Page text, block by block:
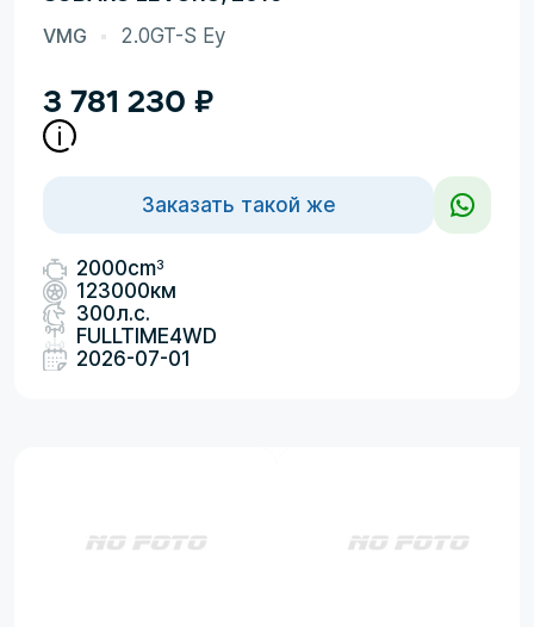
VMG 2.0GT-S Ey
3 781 230 ₽
Заказать такой же
2000cm3
123000км
300л.с.
FULLTIME4WD
2026-07-01